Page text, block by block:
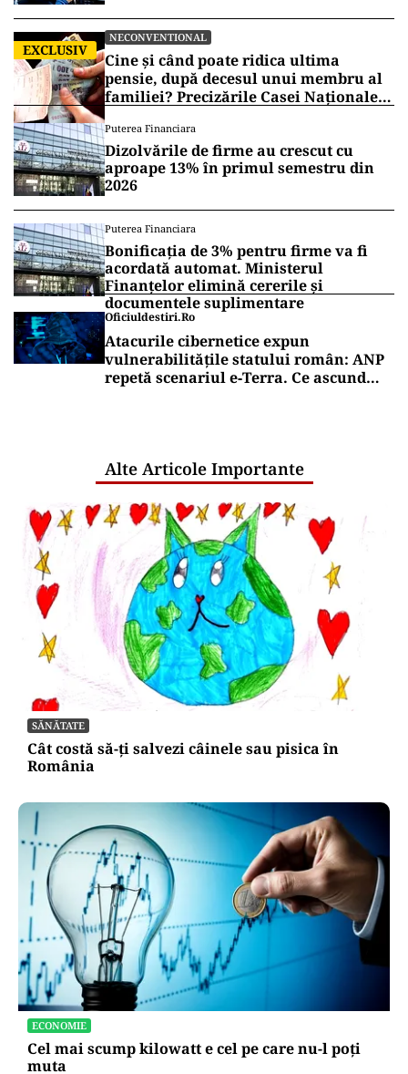
solidaritate, care dovedește că o viață împlinită
este posibilă chiar și în afara sistemului
capitalist.
Vrei să fii mereu la curent cu toate știrile? Urmărește
Puterea.ro și pe canalul de WhatsApp
AUTO
Schimbare pe piața auto: românii
cumpără mai puține mașini, însă tot
mai multe sunt noi
EXCLUSIV
NECONVENTIONAL
pensie, după decesul unui membru al
familiei? Precizările Casei Naționale
de Pensii
Bonificația de 3% pentru firme va fi
acordată automat. Ministerul
Finanțelor elimină cererile și
documentele suplimentare
Oficiuldestiri.ro
Atacurile cibernetice expun
vulnerabilitățile statului român: ANP
repetă scenariul e‑Terra. Ce ascund
comunicările oficiale și cine răspunde
pentru mentenanța IT a instituțiilor
publice
Alte Articole Importante
SĂNĂTATE
Cât costă să-ți salvezi câinele sau pisica în
România